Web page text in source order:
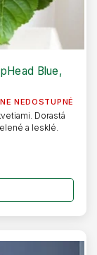
Blue,
NEDOSTUPNÉ
Dorastá
a lesklé.